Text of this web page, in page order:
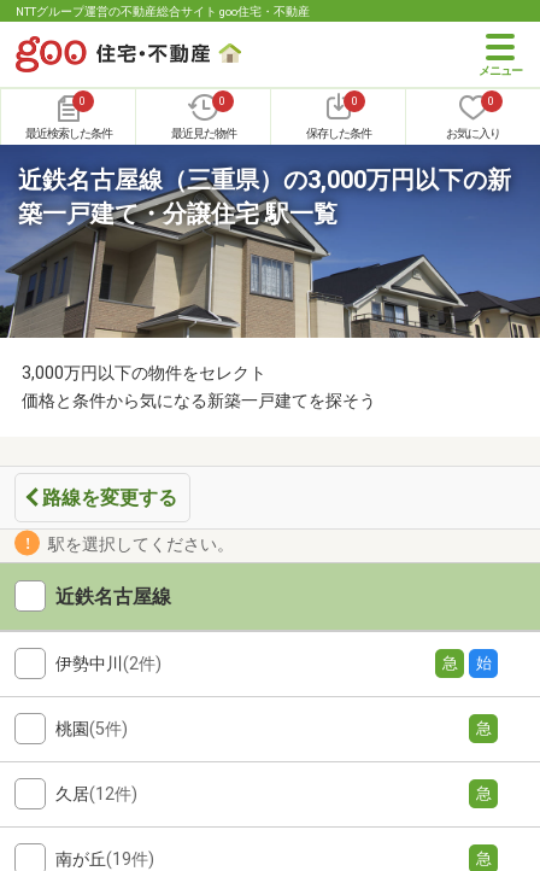
NTTグループ運営の不動産総合サイト goo住宅・不動産
0
最近検索した条件
0
最近見た物件
0
保存した条件
0
お気に入り
近鉄名古屋線（三重県）の3,000万円以下の新
築一戸建て・分譲住宅 駅一覧
3,000万円以下の物件をセレクト
価格と条件から気になる新築一戸建てを探そう
路線を変更する
駅を選択してください。
近鉄名古屋線
伊勢中川 (2件) 急 始
桃園(5件) 急
久居(12件) 急
南が丘(19件) 急